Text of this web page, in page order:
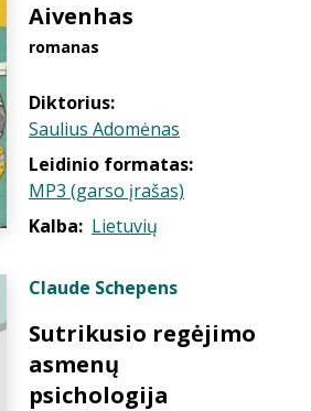
Aivenhas
romanas
Diktorius:
Saulius Adomėnas
Leidinio formatas:
MP3 (garso įrašas)
Kalba: Lietuvių
Claude Schepens
Sutrikusio regėjimo
asmenų
psichologija